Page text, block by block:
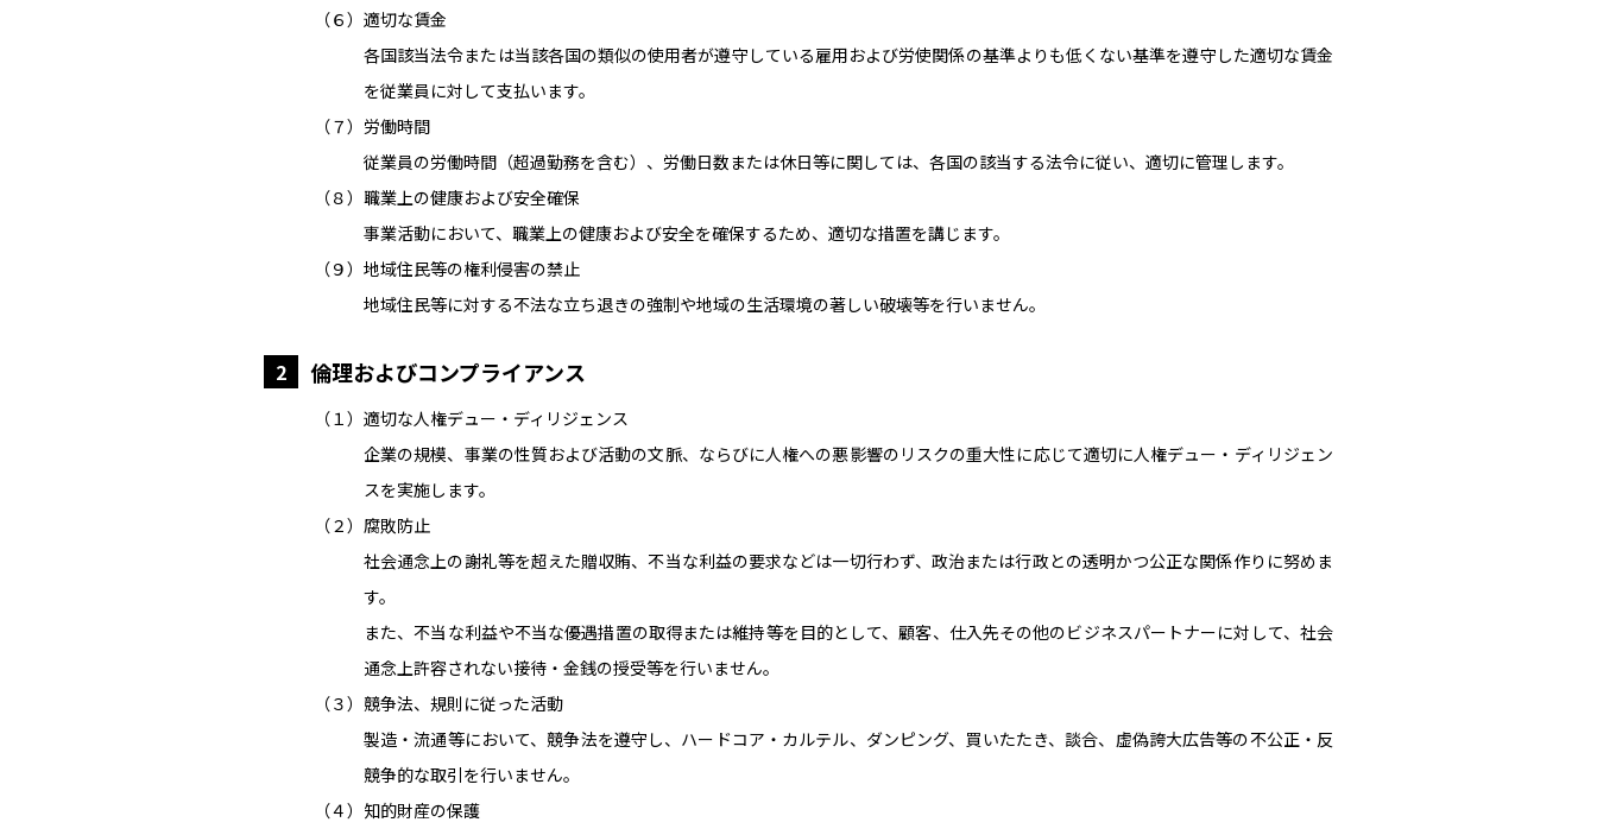
（６）適切な賃金
各国該当法令または当該各国の類似の使用者が遵守している雇用および労使関係の基準よりも低くない基準を遵守した適切な賃金
を従業員に対して支払います。
（７）労働時間
従業員の労働時間（超過勤務を含む）、労働日数または休日等に関しては、各国の該当する法令に従い、適切に管理します。
（８）職業上の健康および安全確保
事業活動において、職業上の健康および安全を確保するため、適切な措置を講じます。
（９）地域住民等の権利侵害の禁止
地域住民等に対する不法な立ち退きの強制や地域の生活環境の著しい破壊等を行いません。
2 倫理およびコンプライアンス
（１）適切な人権デュー・ディリジェンス
企業の規模、事業の性質および活動の文脈、ならびに人権への悪影響のリスクの重大性に応じて適切に人権デュー・ディリジェン
スを実施します。
（２）腐敗防止
社会通念上の謝礼等を超えた贈収賄、不当な利益の要求などは一切行わず、政治または行政との透明かつ公正な関係作りに努めま
す。
また、不当な利益や不当な優遇措置の取得または維持等を目的として、顧客、仕入先その他のビジネスパートナーに対して、社会
通念上許容されない接待・金銭の授受等を行いません。
（３）競争法、規則に従った活動
製造・流通等において、競争法を遵守し、ハードコア・カルテル、ダンピング、買いたたき、談合、虚偽誇大広告等の不公正・反
競争的な取引を行いません。
（４）知的財産の保護